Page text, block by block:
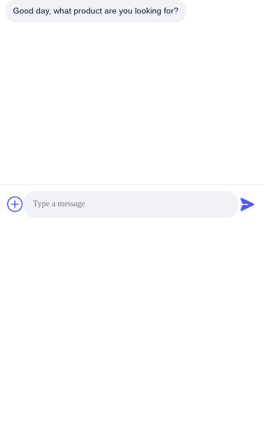
Быстрый контакт
Good day, what product are you looking for?